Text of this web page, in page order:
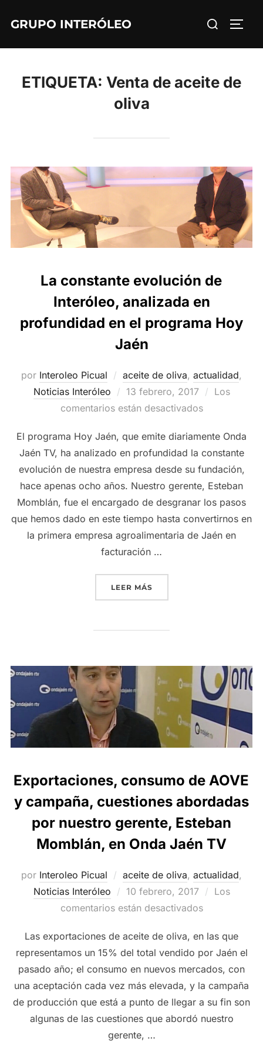
GRUPO INTERÓLEO Buscar:
ETIQUETA: Venta de aceite de
oliva
La constante evolución de
Interóleo, analizada en
profundidad en el programa Hoy
Jaén
por Interoleo Picual aceite de oliva, actualidad,
Noticias Interóleo
Publicado
el
13 febrero, 2017
Los
comentarios están desactivados
El programa Hoy Jaén, que emite diariamente Onda
Jaén TV, ha analizado en profundidad la constante
evolución de nuestra empresa desde su fundación,
hace apenas ocho años. Nuestro gerente, Esteban
Momblán, fue el encargado de desgranar los pasos
que hemos dado en este tiempo hasta convertirnos en
la primera empresa agroalimentaria de Jaén en
facturación …
LEER MÁS«LA CONSTANTE
Exportaciones, consumo de AOVE
y campaña, cuestiones abordadas
por nuestro gerente, Esteban
Momblán, en Onda Jaén TV
por Interoleo Picual aceite de oliva, actualidad,
Noticias Interóleo
Publicado
el
10 febrero, 2017
Los
comentarios están desactivados
Las exportaciones de aceite de oliva, en las que
representamos un 15% del total vendido por Jaén el
pasado año; el consumo en nuevos mercados, con
una aceptación cada vez más elevada, y la campaña
de producción que está a punto de llegar a su fin son
algunas de las cuestiones que abordó nuestro
gerente, …